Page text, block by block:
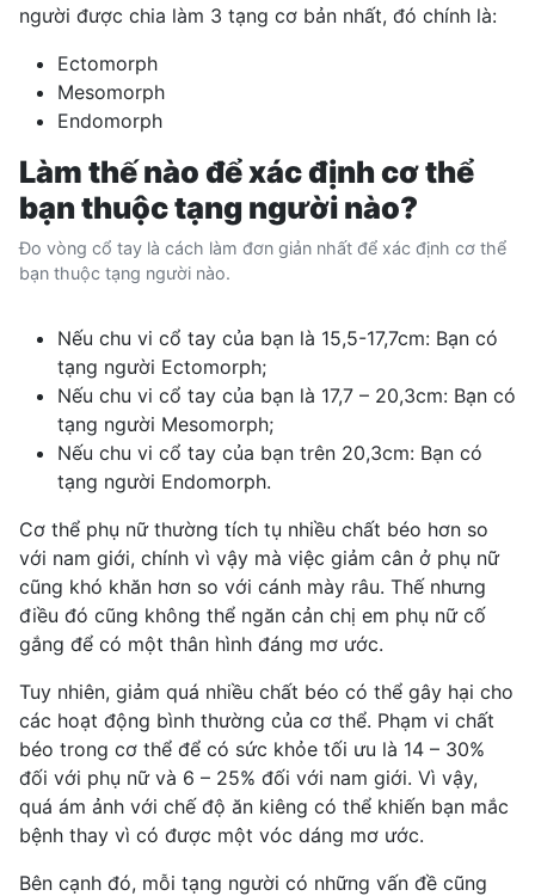
người được chia làm 3 tạng cơ bản nhất, đó chính là:
Ectomorph
Mesomorph
Endomorph
Làm thế nào để xác định cơ thể
bạn thuộc tạng người nào?
Đo vòng cổ tay là cách làm đơn giản nhất để xác định cơ thể
bạn thuộc tạng người nào.
Nếu chu vi cổ tay của bạn là 15,5-17,7cm: Bạn có
tạng người Ectomorph;
Nếu chu vi cổ tay của bạn là 17,7 – 20,3cm: Bạn có
tạng người Mesomorph;
Nếu chu vi cổ tay của bạn trên 20,3cm: Bạn có
tạng người Endomorph.
Cơ thể phụ nữthường tích tụ nhiều chất béo hơn so
với nam giới, chính vì vậy mà việc giảm cân ở phụ nữ
cũng khó khăn hơn so với cánh mày râu. Thế nhưng
điều đó cũng không thể ngăn cản chị em phụ nữ cố
gắng để có một thân hình đáng mơ ước.
Tuy nhiên, giảm quá nhiều chất béo có thể gây hại cho
các hoạt động bình thường của cơ thể. Phạm vi chất
béo trong cơ thể để có sức khỏe tối ưu là 14 – 30%
đối với phụ nữ và 6 – 25% đối với nam giới. Vì vậy,
quá ám ảnh với chế độ ăn kiêng có thể khiến bạn mắc
bệnh thay vì có được một vóc dáng mơ ước.
Bên cạnh đó, mỗi tạng người có những vấn đề cũng